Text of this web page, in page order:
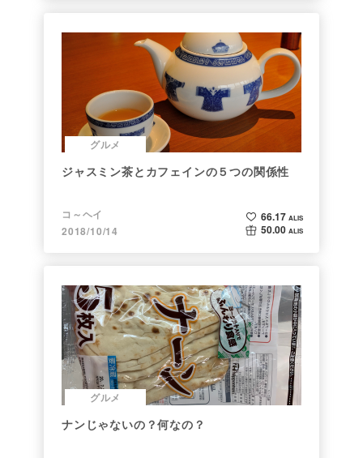
グルメ
ジャスミン茶とカフェインの５つの関係性
コ～ヘイ
2018/10/14
66.17 ALIS
50.00 ALIS
グルメ
ナンじゃないの？何なの？